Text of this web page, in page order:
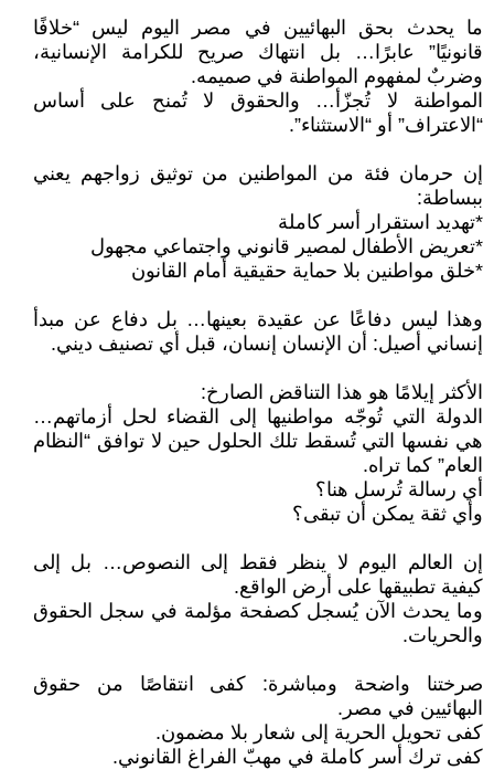
ما يحدث بحق البهائيين في مصر اليوم ليس “خلافًا
قانونيًا” عابرًا… بل انتهاك صريح للكرامة الإنسانية،
وضربٌ لمفهوم المواطنة في صميمه.
المواطنة لا تُجزّأ… والحقوق لا تُمنح على أساس
“الاعتراف” أو “الاستثناء”.
إن حرمان فئة من المواطنين من توثيق زواجهم يعني
ببساطة:
*تهديد استقرار أسر كاملة
*تعريض الأطفال لمصير قانوني واجتماعي مجهول
*خلق مواطنين بلا حماية حقيقية أمام القانون
وهذا ليس دفاعًا عن عقيدة بعينها… بل دفاع عن مبدأ
إنساني أصيل: أن الإنسان إنسان، قبل أي تصنيف ديني.
الأكثر إيلامًا هو هذا التناقض الصارخ:
الدولة التي تُوجّه مواطنيها إلى القضاء لحل أزماتهم…
هي نفسها التي تُسقط تلك الحلول حين لا توافق “النظام
العام” كما تراه.
أي رسالة تُرسل هنا؟
وأي ثقة يمكن أن تبقى؟
إن العالم اليوم لا ينظر فقط إلى النصوص… بل إلى
كيفية تطبيقها على أرض الواقع.
وما يحدث الآن يُسجل كصفحة مؤلمة في سجل الحقوق
والحريات.
صرختنا واضحة ومباشرة: كفى انتقاصًا من حقوق
البهائيين في مصر.
كفى تحويل الحرية إلى شعار بلا مضمون.
كفى ترك أسر كاملة في مهبّ الفراغ القانوني.